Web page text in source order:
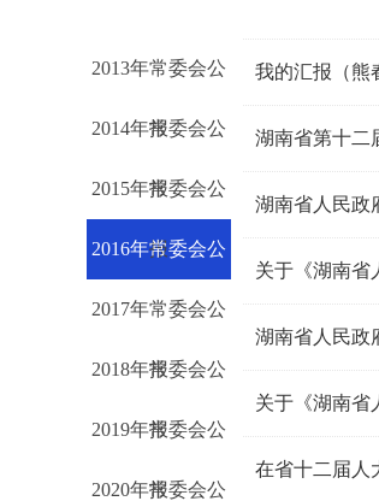
2013年常委会公
报
2014年常委会公
报
2015年常委会公
报
2016年常委会公
报
2017年常委会公
报
2018年常委会公
报
2019年常委会公
报
2020年常委会公
我的汇报（熊
湖南省第十二
湖南省人民政
湖南省人民政
在省十二届人